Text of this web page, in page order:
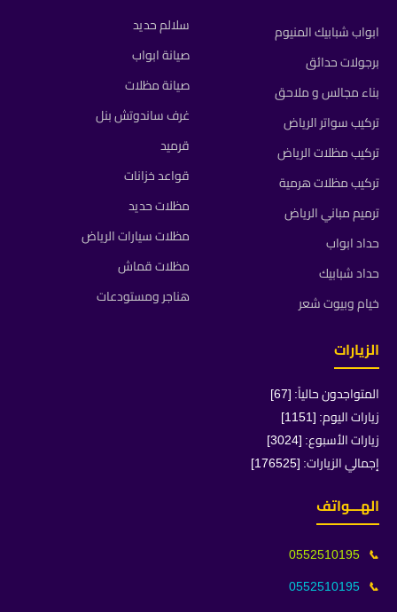
ابواب شبابيك المنيوم
برجولات حدائق
بناء مجالس و ملاحق
تركيب سواتر الرياض
تركيب مظلات الرياض
تركيب مظلات هرمية
ترميم مباني الرياض
حداد ابواب
حداد شبابيك
خيام وبيوت شعر
سلالم حديد
صيانة ابواب
صيانة مظلات
غرف ساندوتش بنل
قرميد
قواعد خزانات
مظلات حديد
مظلات سيارات الرياض
مظلات قماش
هناجر ومستودعات
الزيارات
المتواجدون حالياً: [67]
زيارات اليوم: [1151]
زيارات الأسبوع: [3024]
إجمالي الزيارات: [176525]
الهـــواتف
📞
0552510195
📞
0552510195